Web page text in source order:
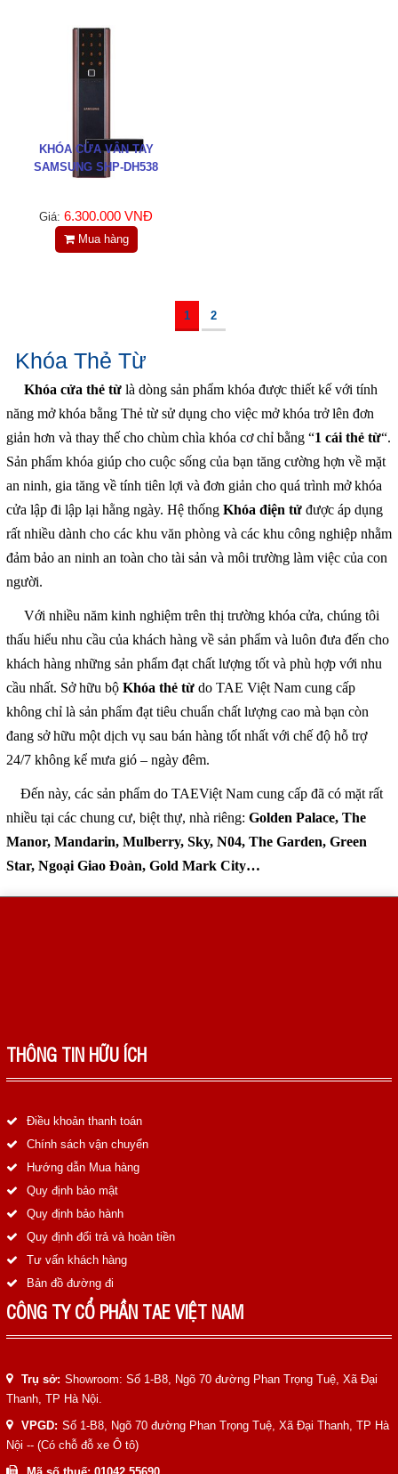
KHÓA CỬA VÂN TAY
SAMSUNG SHP-DH538
Giá: 6.300.000 VNĐ
Mua hàng
1 2
Khóa Thẻ Từ
Khóa cửa thẻ từ là dòng sản phẩm khóa được thiết kế với tính
năng mở khóa bằng Thẻ từ sử dụng cho việc mở khóa trở lên đơn
giản hơn và thay thế cho chùm chìa khóa cơ chỉ bằng “1 cái thẻ từ“.
Sản phẩm khóa giúp cho cuộc sống của bạn tăng cường hợn về mặt
an ninh, gia tăng về tính tiên lợi và đơn giản cho quá trình mở khóa
cửa lập đi lập lại hằng ngày. Hệ thống Khóa điện tử được áp dụng
rất nhiều dành cho các khu văn phòng và các khu công nghiệp nhằm
đảm bảo an ninh an toàn cho tài sản và môi trường làm việc của con
người.
Với nhiều năm kinh nghiệm trên thị trường khóa cửa, chúng tôi
thấu hiểu nhu cầu của khách hàng về sản phẩm và luôn đưa đến cho
khách hàng những sản phẩm đạt chất lượng tốt và phù hợp với nhu
cầu nhất. Sở hữu bộ Khóa thẻ từ do TAE Việt Nam cung cấp
không chỉ là sản phẩm đạt tiêu chuẩn chất lượng cao mà bạn còn
đang sở hữu một dịch vụ sau bán hàng tốt nhất với chế độ hỗ trợ
24/7 không kể mưa gió – ngày đêm.
Đến này, các sản phẩm do TAEViệt Nam cung cấp đã có mặt rất
nhiều tại các chung cư, biệt thự, nhà riêng: Golden Palace, The
Manor, Mandarin, Mulberry, Sky, N04, The Garden, Green
Star, Ngoại Giao Đoàn, Gold Mark City…
THÔNG TIN HỮU ÍCH
Điều khoản thanh toán
Chính sách vận chuyển
Hướng dẫn Mua hàng
Quy định bảo mật
Quy định bảo hành
Quy định đổi trả và hoàn tiền
Tư vấn khách hàng
Bản đồ đường đi
CÔNG TY CỔ PHẦN TAE VIỆT NAM
Trụ sở: Showroom: Số 1-B8, Ngõ 70 đường Phan Trọng Tuệ, Xã Đại
Thanh, TP Hà Nội.
VPGD: Số 1-B8, Ngõ 70 đường Phan Trọng Tuệ, Xã Đại Thanh, TP Hà
Nội -- (Có chỗ đỗ xe Ô tô)